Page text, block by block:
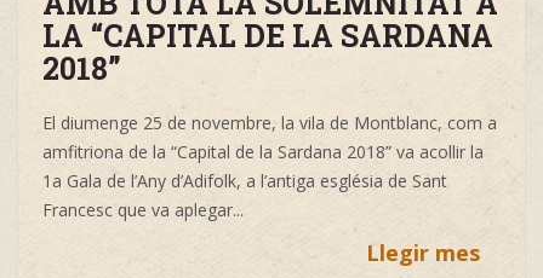
LA “CAPITAL DE LA SARDANA
2018”
El diumenge 25 de novembre, la vila de Montblanc, com a
amfitriona de la “Capital de la Sardana 2018” va acollir la
1a Gala de l’Any d’Adifolk, a l’antiga església de Sant
Francesc que va aplegar...
Llegir mes